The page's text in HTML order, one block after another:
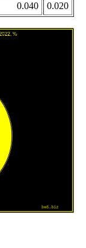
0.040 0.020